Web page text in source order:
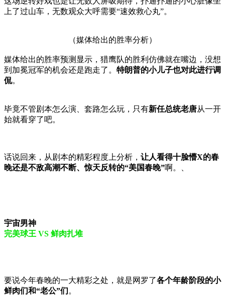
上了过山车，无数观众大呼需要“速效救心丸”。
（媒体给出的胜率分析）
媒体给出的胜率预测显示，猎鹰队的胜利仿佛就在嘴边，没想
到加冕冠军的机会还是跑走了。 特朗普的小儿子也对此进行调
侃。
毕竟不管剧本怎么演、套路怎么玩，只有新任总统老唐从一开
始就看穿了吧。
话说回来，从剧本的精彩程度上分析， 让人看得十脸懵X的春
晚还是不敌高潮不断、惊天反转的“美国春晚”啊。、
宇宙男神
完美球王 VS 鲜肉扎堆
要说今年春晚的一大精彩之处，就是网罗了各个年龄阶段的小
鲜肉们和“老公”们 。